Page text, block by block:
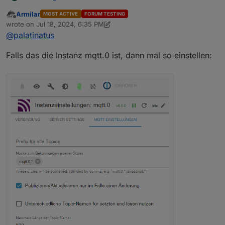
Offline
Armilar MOST ACTIVE FORUM TESTING
wrote on Jul 18, 2024, 6:35 PM
last edited by ArmilarJul 18, 2024, 8:39 PM
@palatinatus
Falls das die Instanz mqtt.0 ist, dann mal so einstellen: